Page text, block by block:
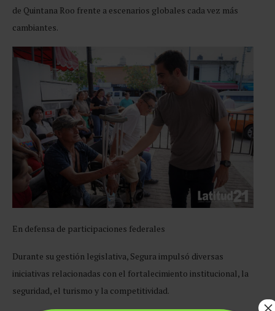
de Quintana Roo frente a escenarios globales cada vez más
cambiantes.
En defensa de participaciones federales
Durante su gestión legislativa, Segura impulsó diversas
iniciativas relacionadas con el fortalecimiento institucional, la
seguridad, el turismo y la competitividad.